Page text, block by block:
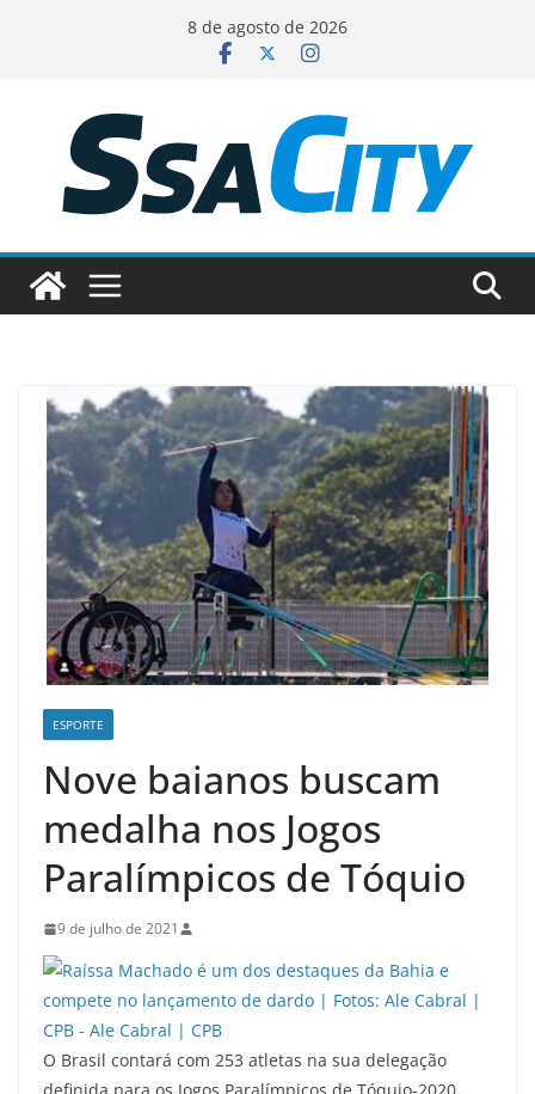
conteúdo
8 de agosto de 2026
ESPORTE
Nove baianos buscam
medalha nos Jogos
Paralímpicos de Tóquio
9 de julho de 2021
O Brasil contará com 253 atletas na sua delegação